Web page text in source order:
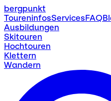
bergpunkt
ToureninfosServicesFAQ
Ausbildungen
Skitouren
Hochtouren
Klettern
Wandern